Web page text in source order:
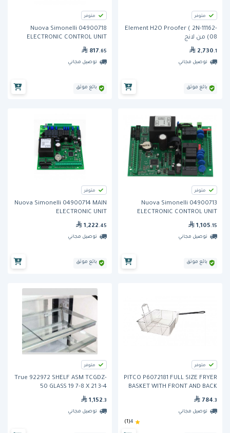
متوفر
Element H2O Proofer ( 2N-11162-
08) من لانج
2,730 .1
توصيل مجاني
بائع موثق
متوفر
Nuova Simonelli 04900718
ELECTRONIC CONTROL UNIT
AURELIA
817 .65
توصيل مجاني
بائع موثق
متوفر
Nuova Simonelli 04900713
ELECTRONIC CONTROL UNIT
1,105 .15
توصيل مجاني
بائع موثق
متوفر
Nuova Simonelli 04900714 MAIN
ELECTRONIC UNIT
1,222 .45
توصيل مجاني
بائع موثق
متوفر
PITCO P6072181 FULL SIZE FRYER
BASKET WITH FRONT AND BACK
HOOKS
784 .3
توصيل مجاني
4
(1)
متوفر
True 922972 SHELF ASM TCGDZ-
50 GLASS 19 7-8 X 21 3-4
1,152 .3
توصيل مجاني